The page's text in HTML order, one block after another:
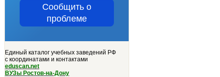
Сообщить о
проблеме
Единый каталог учебных заведений РФ
с координатами и контактами
eduscan.net
ВУЗы Ростов-на-Дону